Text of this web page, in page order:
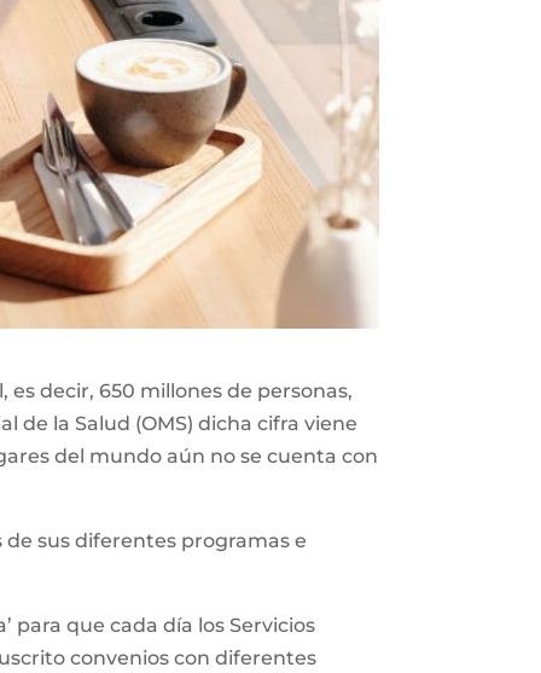
es decir, 650 millones de personas,
de la Salud (OMS) dicha cifra viene
del mundo aún no se cuenta con
de sus diferentes programas e
para que cada día los Servicios
convenios con diferentes